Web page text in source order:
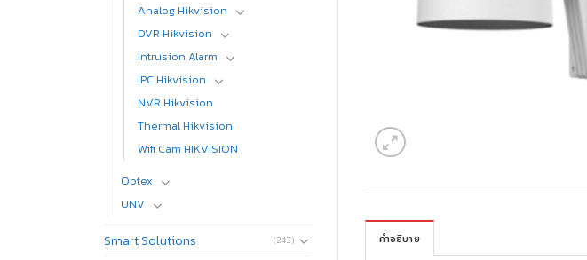
Analog Hikvision
DVR Hikvision
Intrusion Alarm
IPC Hikvision
NVR Hikvision
Thermal Hikvision
Wifi Cam HIKVISION
Optex
UNV
Smart Solutions (243) คำอธิบาย